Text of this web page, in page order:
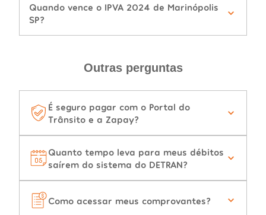
Quando vence o IPVA 2024 de Marinópolis
SP?
Outras perguntas
É seguro pagar com o Portal do
Trânsito e a Zapay?
Quanto tempo leva para meus débitos
saírem do sistema do DETRAN?
Como acessar meus comprovantes?